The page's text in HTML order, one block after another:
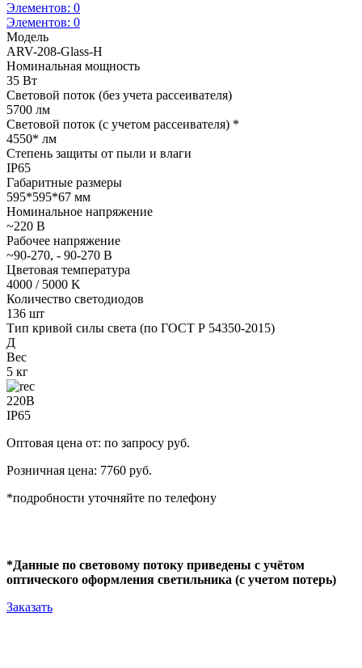
Элементов: 0
Элементов: 0
Модель
ARV-208-Glass-H
Номинальная мощность
35 Вт
Световой поток (без учета рассеивателя)
5700 лм
Световой поток (с учетом рассеивателя) *
4550* лм
Степень защиты от пыли и влаги
IP65
Габаритные размеры
595*595*67 мм
Номинальное напряжение
~220 В
Рабочее напряжение
~90-270, - 90-270 В
Цветовая температура
4000 / 5000 K
Количество светодиодов
136 шт
Тип кривой силы света (по ГОСТ Р 54350-2015)
Д
Вес
5 кг
220В
IP65
Оптовая цена от: по запросу руб.
Розничная цена: 7760 руб.
*подробности уточняйте по телефону
*Данные по световому потоку приведены с учётом
оптического оформления светильника (с учетом потерь)
Заказать